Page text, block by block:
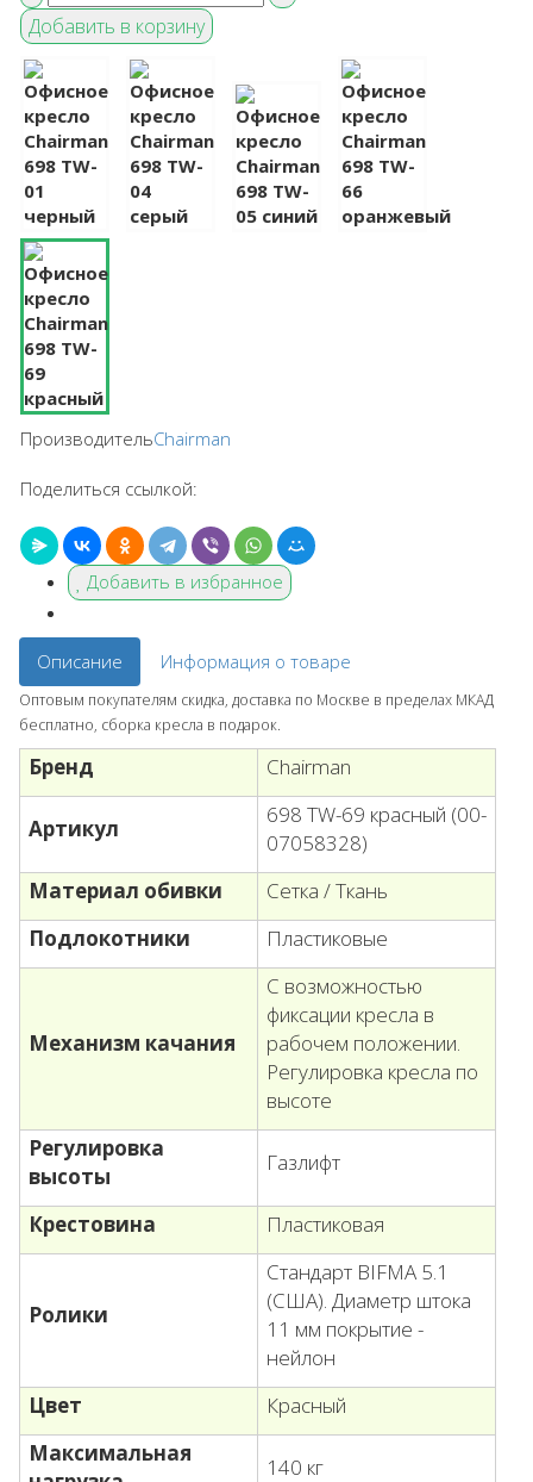
ПроизводительChairman
Поделиться ссылкой:
Добавить в избранное
Описание Информация о товаре
Оптовым покупателям скидка, доставка по Москве в пределах МКАД
бесплатно, сборка кресла в подарок.
Бренд Chairman
Артикул
698 TW-69 красный (00-
07058328)
Материал обивки
Сетка / Ткань
Подлокотники
Пластиковые
Механизм качания
С возможностью
фиксации кресла в
рабочем положении.
Регулировка кресла по
высоте
Регулировка
высоты
Газлифт
Крестовина Пластиковая
Ролики
Стандарт BIFMA 5.1
(США). Диаметр штока
11 мм покрытие -
нейлон
Цвет
Красный
Максимальная
140 кг